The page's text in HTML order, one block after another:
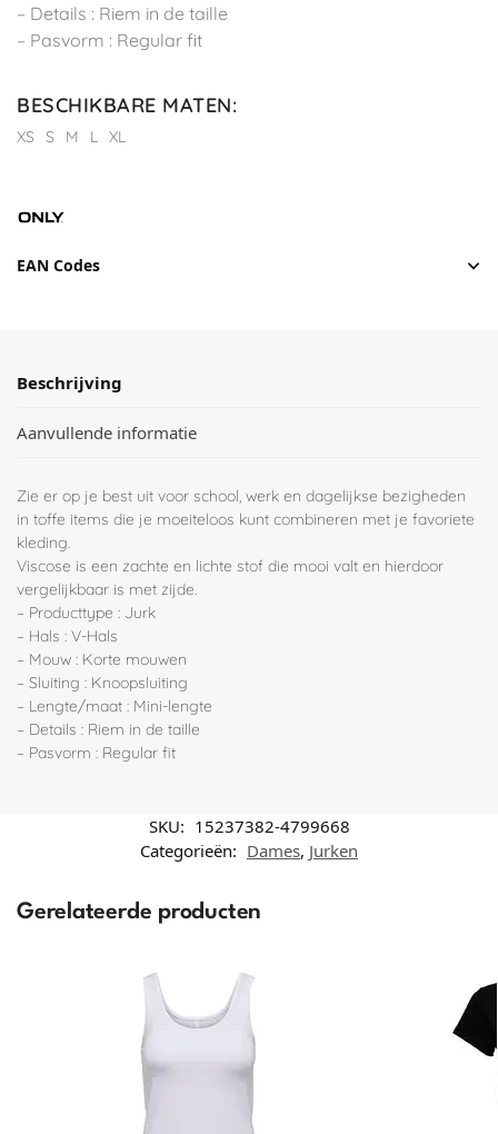
– Details : Riem in de taille
– Pasvorm : Regular fit
BESCHIKBARE MATEN:
XS S M L XL
EAN Codes
Beschrijving
Aanvullende informatie
Zie er op je best uit voor school, werk en dagelijkse bezigheden
in toffe items die je moeiteloos kunt combineren met je favoriete
kleding.
Viscose is een zachte en lichte stof die mooi valt en hierdoor
vergelijkbaar is met zijde.
– Producttype : Jurk
– Hals : V-Hals
– Mouw : Korte mouwen
– Sluiting : Knoopsluiting
– Lengte/maat : Mini-lengte
– Details : Riem in de taille
– Pasvorm : Regular fit
SKU: 15237382-4799668
Categorieën: Dames, Jurken
Gerelateerde producten